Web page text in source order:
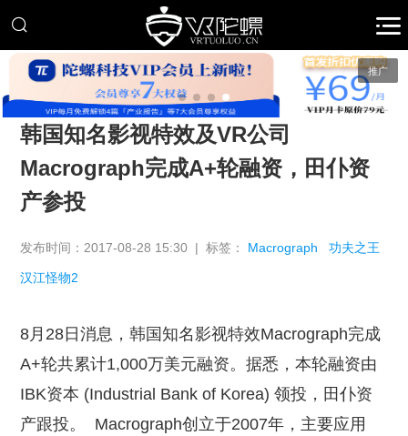
推广
韩国知名影视特效及VR公司
Macrograph完成A+轮融资，田仆资
产参投
发布时间：2017-08-28 15:30 | 标签： Macrograph 功夫之王
汉江怪物2
8月28日消息，韩国知名影视特效Macrograph完成
A+轮共累计1,000万美元融资。据悉，本轮融资由
IBK资本 (Industrial Bank of Korea) 领投，田仆资
产跟投。
Macrograph创立于2007年，主要应用